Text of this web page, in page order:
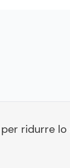
ridurre lo